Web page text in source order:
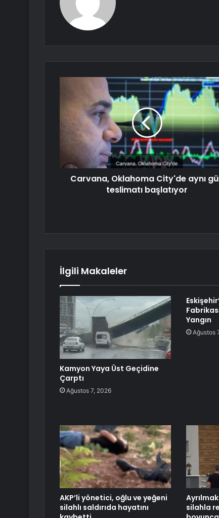
Carvana, Oklahoma City'de aynı
teslimatı başlatıyor
İlgili Makaleler
Kamyon Yaya Üst Geçidine
Çarptı
Ağustos 7, 2026
Yangın
Ağustos
AKP’li yönetici, oğlu ve yeğeni
silahlı saldırıda hayatını
silahla